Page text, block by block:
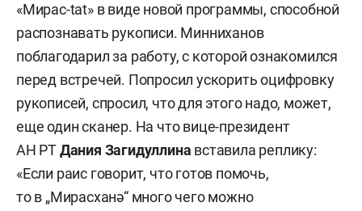
«Мирас-tat» в виде новой программы, способной
распознавать рукописи. Минниханов
поблагодарил за работу, с которой ознакомился
перед встречей. Попросил ускорить оцифровку
рукописей, спросил, что для этого надо, может,
еще один сканер. На что вице-президент
АН РТДания Загидуллина вставила реплику:
«Если раис говорит, что готов помочь,
то в „Мирасханә“ много чего можно